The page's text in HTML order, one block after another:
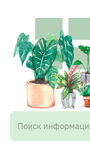
Домашняя
оранжерея